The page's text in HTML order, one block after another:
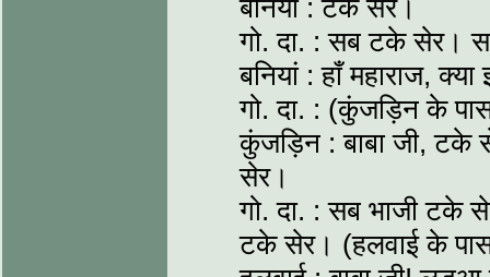
बनियां : टके सेर।
गो. दा. : सब टके सेर।
बनियां : हाँ महाराज,
गो. दा. : (कुंजड़िन के
कुंजड़िन : बाबा जी, टके
सेर।
गो. दा. : सब भाजी टके
टके सेर। (हलवाई के पास